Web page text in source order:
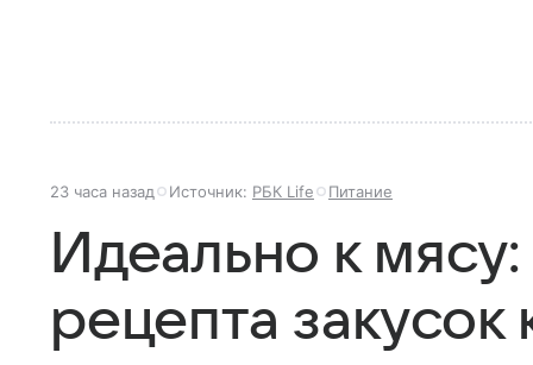
23 часа назад Источник: РБК Life Питание
Идеально к
рецепта